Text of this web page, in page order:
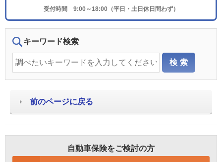
受付時間 9:00～18:00（平日・土日休日問わず）
キーワード検索
前のページに戻る
自動車保険をご検討の方